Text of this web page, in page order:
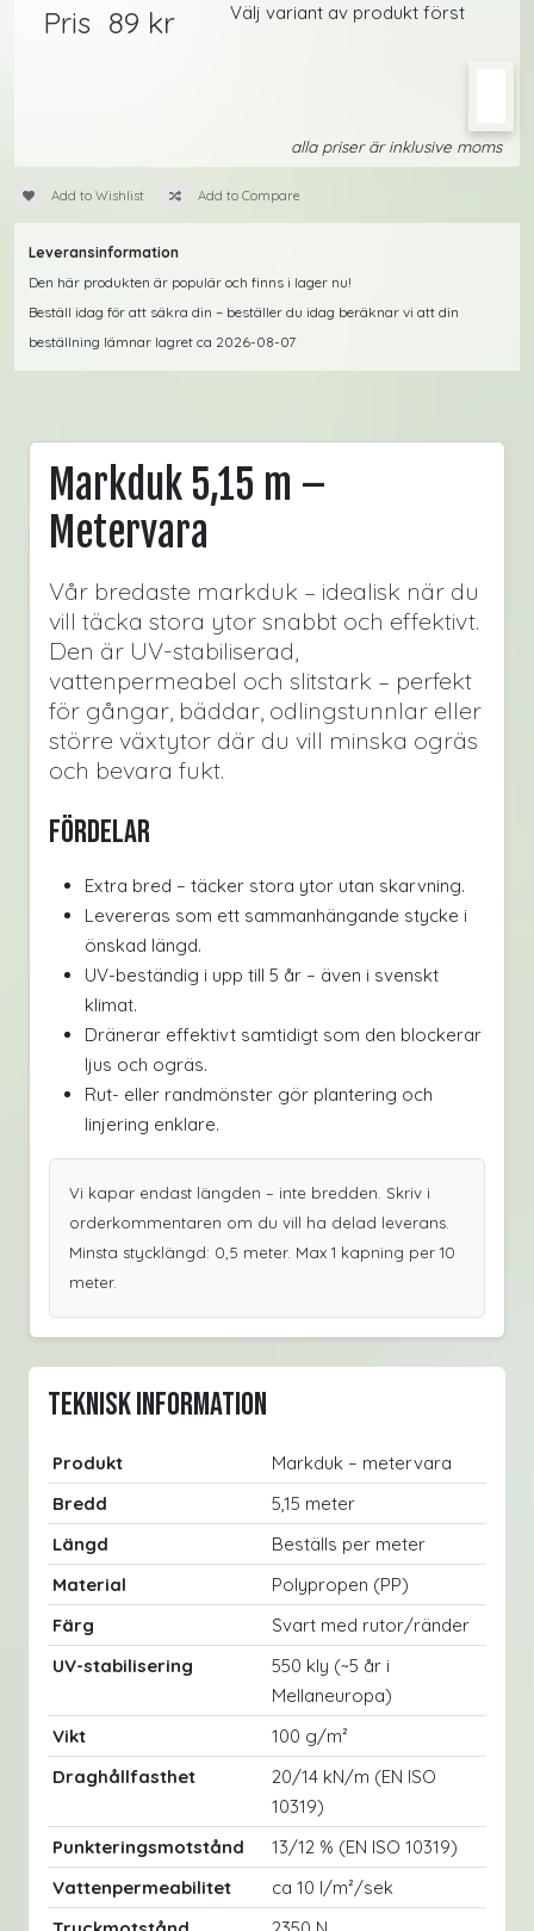
Pris 89 kr Välj variant av produkt först
alla priser är inklusive moms
Add to Wishlist Add to Compare
Leveransinformation
Den här produkten är populär och finns i lager nu!
Beställ idag för att säkra din – beställer du idag beräknar vi att din
beställning lämnar lagret ca 2026-08-07
Markduk 5,15 m –
Metervara
Vår bredaste markduk – idealisk när du
vill täcka stora ytor snabbt och effektivt.
Den är UV-stabiliserad,
vattenpermeabel och slitstark – perfekt
för gångar, bäddar, odlingstunnlar eller
större växtytor där du vill minska ogräs
och bevara fukt.
Fördelar
Extra bred – täcker stora ytor utan skarvning.
Levereras som ett sammanhängande stycke i
önskad längd.
UV-beständig i upp till 5 år – även i svenskt
klimat.
Dränerar effektivt samtidigt som den blockerar
ljus och ogräs.
Rut- eller randmönster gör plantering och
linjering enklare.
Vi kapar endast längden – inte bredden. Skriv i
orderkommentaren om du vill ha delad leverans.
Minsta stycklängd: 0,5 meter. Max 1 kapning per 10
meter.
Teknisk information
Produkt
Markduk – metervara
Bredd
5,15 meter
Längd
Beställs per meter
Material
Polypropen (PP)
Färg
Svart med rutor/ränder
UV-stabilisering
550 kly (~5 år i
Mellaneuropa)
Vikt
100 g/m²
Draghållfasthet
20/14 kN/m (EN ISO
10319)
Punkteringsmotstånd
13/12 % (EN ISO 10319)
Vattenpermeabilitet
ca 10 l/m²/sek